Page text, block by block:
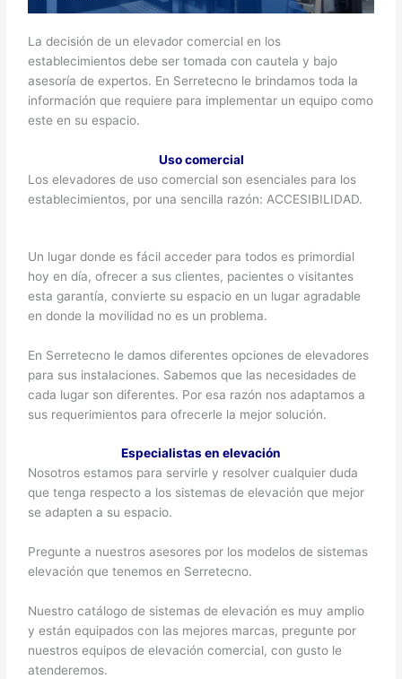
La decisión de un elevador comercial en los
establecimientos debe ser tomada con cautela y bajo
asesoría de expertos. En Serretecno le brindamos toda la
información que requiere para implementar un equipo como
este en su espacio.
Uso comercial
Los elevadores de uso comercial son esenciales para los
establecimientos, por una sencilla razón: ACCESIBILIDAD.
Un lugar donde es fácil acceder para todos es primordial
hoy en día, ofrecer a sus clientes, pacientes o visitantes
esta garantía, convierte su espacio en un lugar agradable
en donde la movilidad no es un problema.
En Serretecno le damos diferentes opciones de elevadores
para sus instalaciones. Sabemos que las necesidades de
cada lugar son diferentes. Por esa razón nos adaptamos a
sus requerimientos para ofrecerle la mejor solución.
Especialistas en elevación
Nosotros estamos para servirle y resolver cualquier duda
que tenga respecto a los sistemas de elevación que mejor
se adapten a su espacio.
Pregunte a nuestros asesores por los modelos de sistemas
elevación que tenemos en Serretecno.
Nuestro catálogo de sistemas de elevación es muy amplio
y están equipados con las mejores marcas, pregunte por
nuestros equipos de elevación comercial, con gusto le
atenderemos.